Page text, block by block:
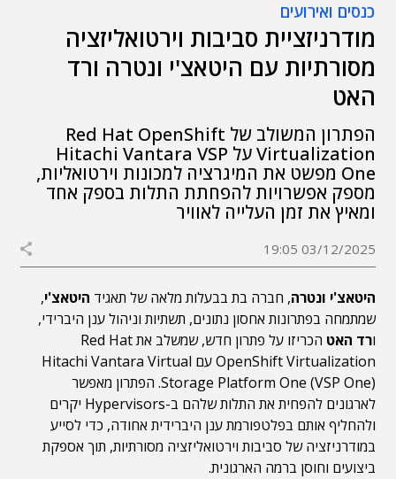
כנסים ואירועים
מודרניזציית סביבות וירטואליזציה
מסורתיות עם היטאצ'י ונטרה ורד
האט
הפתרון המשולב של Red Hat OpenShift
Virtualization על Hitachi Vantara VSP
One מפשט את המיגרציה למכונות וירטואליות,
מספק אפשרויות להפחתת התלות בספק אחד
ומאיץ את זמן העלייה לאוויר
03/12/2025 19:05
היטאצ'י ונטרה, חברה בת בבעלות מלאה של תאגיד היטאצ'י,
שמתמחה בפתרונות אחסון נתונים, תשתיות וניהול ענן היברידי,
ורד האט
הכריזו על פתרון חדש, שמשלב את Red Hat
OpenShift Virtualization עם Hitachi Vantara Virtual
Storage Platform One (VSP One). הפתרון מאפשר
לארגונים להפחית את התלות שלהם ב-Hypervisors יקרים
ולהחליף אותם בפלטפורמת ענן היברידית אחודה, כדי לסייע
במודרניזציה של סביבות וירטואליזציה מסורתיות, תוך אספקת
ביצועים וחוסן ברמה הארגונית.